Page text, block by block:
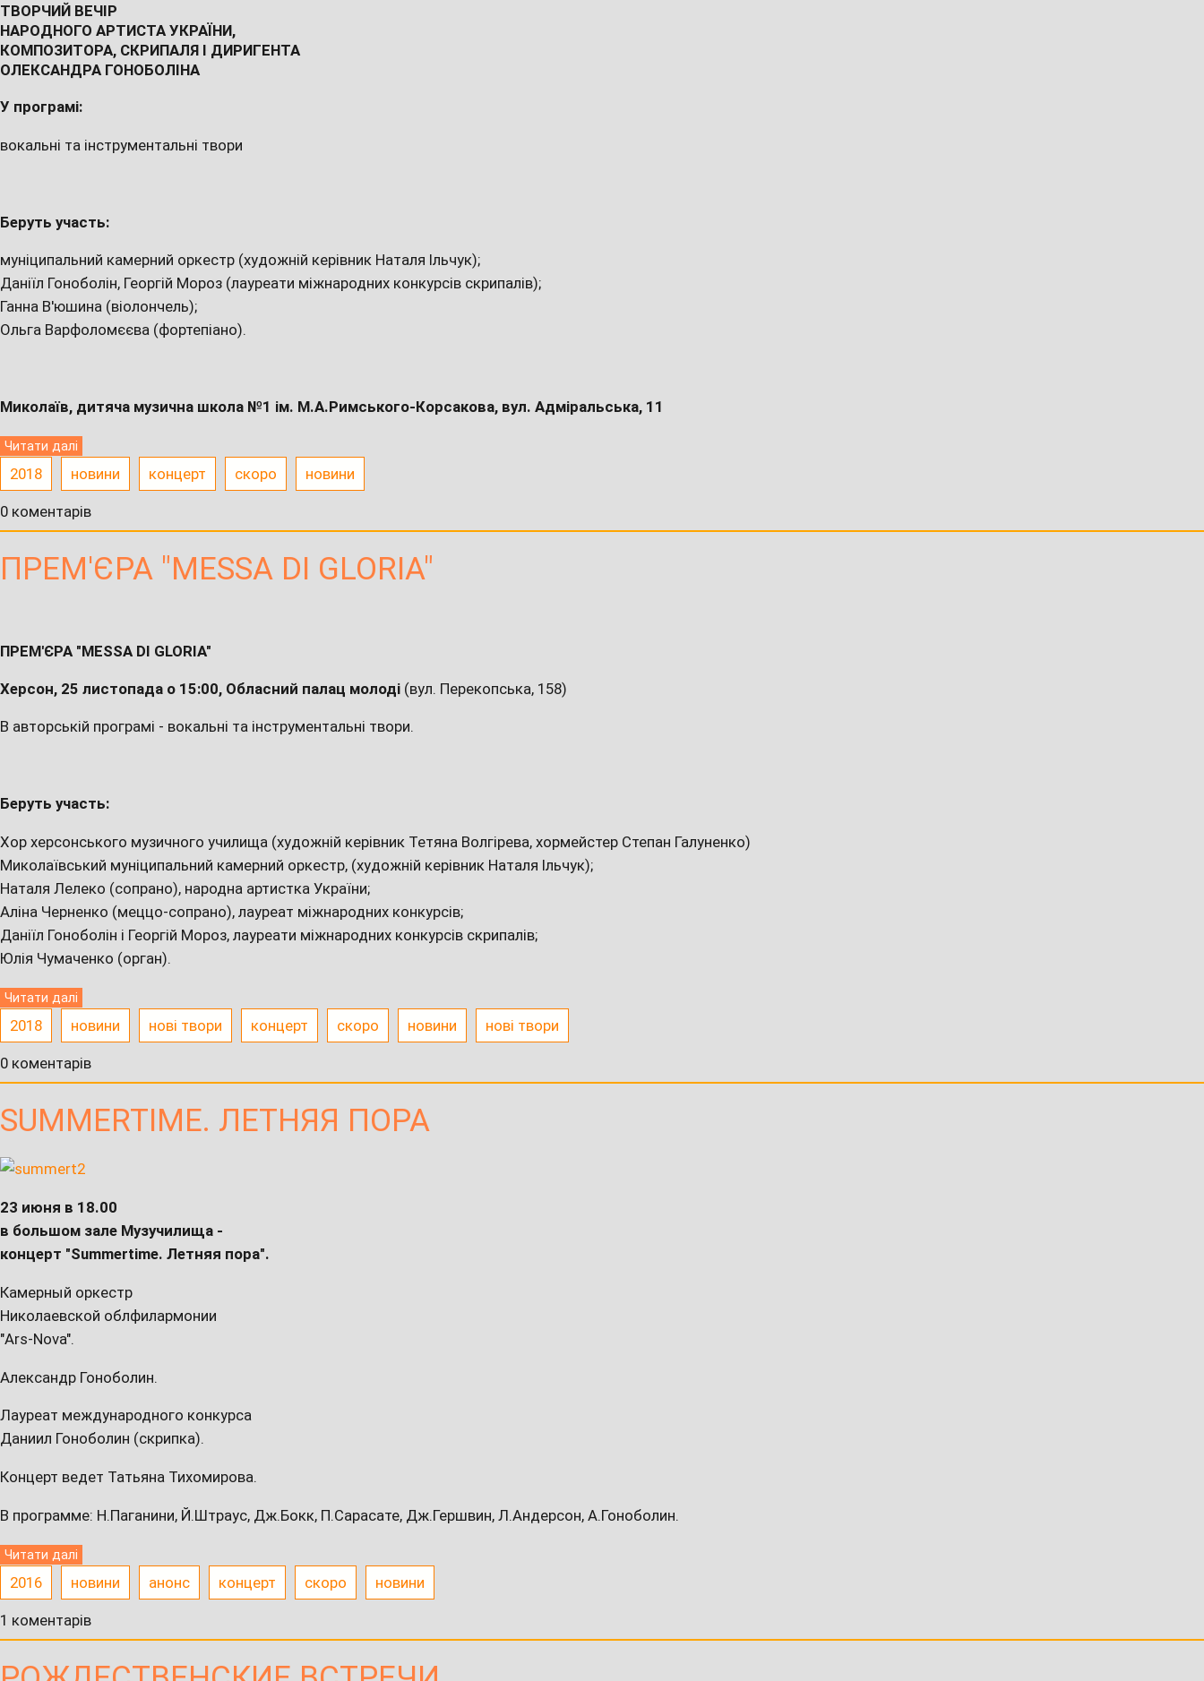
ТВОРЧИЙ ВЕЧІР
НАРОДНОГО АРТИСТА УКРАЇНИ,
КОМПОЗИТОРА, СКРИПАЛЯ І ДИРИГЕНТА
ОЛЕКСАНДРА ГОНОБОЛІНА
У програмі:
вокальні та інструментальні твори
Беруть участь:
муніципальний камерний оркестр (художній керівник Наталя Ільчук);
Даніїл Гоноболін, Георгій Мороз (лауреати міжнародних конкурсів скрипалів);
Ганна В'юшина (віолончель);
Ольга Варфоломєєва (фортепіано).
Миколаїв, дитяча музична школа №1 ім. М.А.Римського-Корсакова, вул. Адміральська, 11
Читати далі
2018 новини концерт скоро новини
0 коментарів
ПРЕМ'ЄРА "MESSA DI GLORIA"
ПРЕМ'ЄРА "MESSA DI GLORIA"
Херсон, 25 листопада о 15:00, Обласний палац молоді (вул. Перекопська, 158)
В авторській програмі - вокальні та інструментальні твори.
Беруть участь:
Хор херсонського музичного училища (художній керівник Тетяна Волгірева, хормейстер Степан Галуненко)
Миколаївський муніципальний камерний оркестр, (художній керівник Наталя Ільчук);
Наталя Лелеко (сопрано), народна артистка України;
Аліна Черненко (меццо-сопрано), лауреат міжнародних конкурсів;
Даніїл Гоноболін і Георгій Мороз, лауреати міжнародних конкурсів скрипалів;
Юлія Чумаченко (орган).
Читати далі
2018 новини нові твори концерт скоро новини нові твори
0 коментарів
SUMMERTIME. ЛЕТНЯЯ ПОРА
23 июня в 18.00
в большом зале Музучилища -
концерт "Summertime. Летняя пора".
Камерный оркестр
Николаевской облфилармонии
"Ars-Nova".
Александр Гоноболин.
Лауреат международного конкурса
Даниил Гоноболин (скрипка).
Концерт ведет Татьяна Тихомирова.
В программе: Н.Паганини, Й.Штраус, Дж.Бокк, П.Сарасате, Дж.Гершвин, Л.Андерсон, А.Гоноболин.
Читати далі
2016 новини анонс концерт скоро новини
1 коментарів